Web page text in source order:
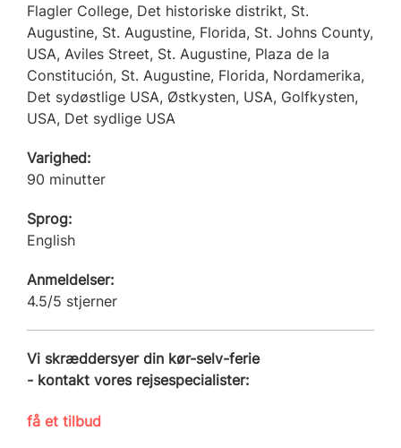
Flagler College, Det historiske distrikt, St.
Augustine, St. Augustine, Florida, St. Johns County,
USA, Aviles Street, St. Augustine, Plaza de la
Constitución, St. Augustine, Florida, Nordamerika,
Det sydøstlige USA, Østkysten, USA, Golfkysten,
USA, Det sydlige USA
Varighed:
90 minutter
Sprog:
English
Anmeldelser:
4.5/5 stjerner
Vi skræddersyer din kør-selv-ferie
- kontakt vores rejsespecialister:
få et tilbud